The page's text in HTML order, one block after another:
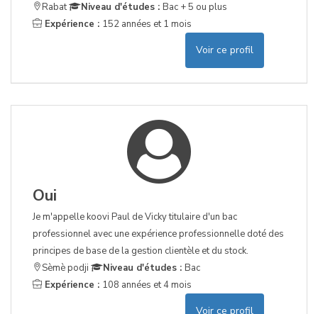
Rabat Niveau d'études : Bac + 5 ou plus
Expérience : 152 années et 1 mois
Voir ce profil
Oui
Je m'appelle koovi Paul de Vicky titulaire d'un bac
professionnel avec une expérience professionnelle doté des
principes de base de la gestion clientèle et du stock.
Sèmè podji
Niveau d'études : Bac
Expérience : 108 années et 4 mois
Voir ce profil